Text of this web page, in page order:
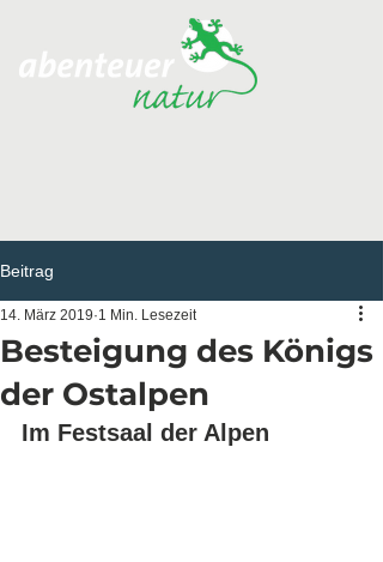
Beitrag
Besteigung des Königs
der Ostalpen
14. März 2019 1 Min. Lesezeit
Im Festsaal der Alpen